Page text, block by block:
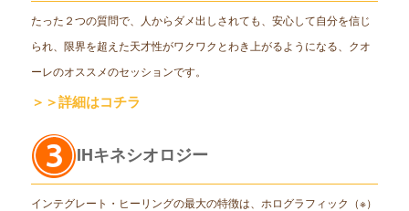
たった２つの質問で、人からダメ出しされても、安心して自分を信じ
られ、限界を超えた天才性がワクワクとわき上がるようになる、クオ
ーレのオススメのセッションです。
＞＞詳細はコチラ
IHキネシオロジー
インテグレート・ヒーリングの最大の特徴は、ホログラフィック（※）